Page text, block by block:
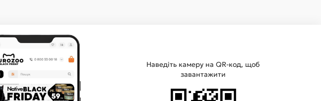
Наведіть камеру на QR-код, щоб
завантажити